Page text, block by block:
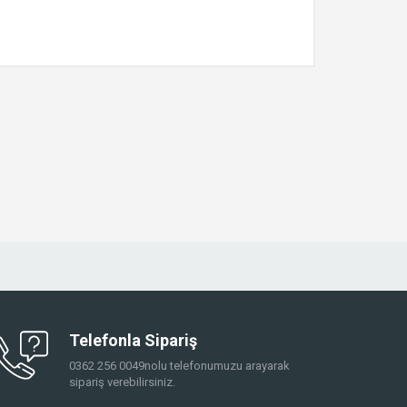
Telefonla Sipariş
0362 256 0049nolu telefonumuzu arayarak
sipariş verebilirsiniz.